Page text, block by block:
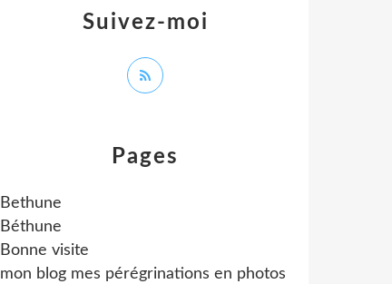
Pages
Bethune
Béthune
Bonne visite
mon blog mes pérégrinations en photos
Suivez-moi